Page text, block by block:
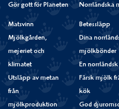
Gör gott för Planeten
Matsvinn
Mjölkgården,
mejeriet och
klimatet
Utsläpp av metan
från
mjölkproduktion
Norrländska
Betessläpp
Dina
mjölkbönder
En
Färsk mjölk
kök
God